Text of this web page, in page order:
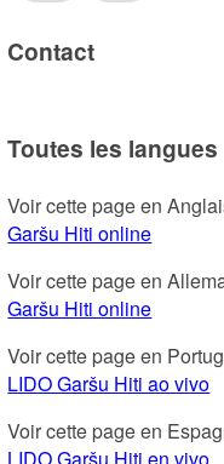
Contact
Toutes les langues
Voir cette page en
Garšu Hiti online
Voir cette page en
Garšu Hiti online
Voir cette page en
LIDO Garšu Hiti ao vivo
Voir cette page en
LIDO Garšu Hiti en vivo